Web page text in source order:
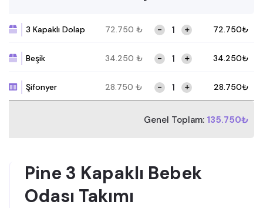
3 Kapaklı Dolap 72.750 ₺ - + 72.750₺
Beşik 34.250 ₺ - + 34.250₺
Şifonyer 28.750 ₺ - + 28.750₺
Genel Toplam: 135.750₺
Pine 3 Kapaklı Bebek
Odası Takımı